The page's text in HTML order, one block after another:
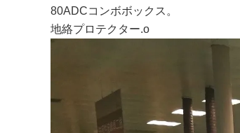
80ADCコンボボックス。
地絡プロテクター.o